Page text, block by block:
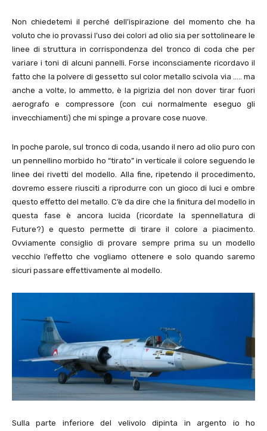
Non chiedetemi il perché dell’ispirazione del momento che ha
voluto che io provassi l’uso dei colori ad olio sia per sottolineare le
linee di struttura in corrispondenza del tronco di coda che per
variare i toni di alcuni pannelli. Forse inconsciamente ricordavo il
fatto che la polvere di gessetto sul color metallo scivola via ….. ma
anche a volte, lo ammetto, è la pigrizia del non dover tirar fuori
aerografo e compressore (con cui normalmente eseguo gli
invecchiamenti) che mi spinge a provare cose nuove.
In poche parole, sul tronco di coda, usando il nero ad olio puro con
un pennellino morbido ho “tirato” in verticale il colore seguendo le
linee dei rivetti del modello. Alla fine, ripetendo il procedimento,
dovremo essere riusciti a riprodurre con un gioco di luci e ombre
questo effetto del metallo. C’è da dire che la finitura del modello in
questa fase è ancora lucida (ricordate la spennellatura di
Future?) e questo permette di tirare il colore a piacimento.
Ovviamente consiglio di provare sempre prima su un modello
vecchio l’effetto che vogliamo ottenere e solo quando saremo
sicuri passare effettivamente al modello.
Sulla parte inferiore del velivolo dipinta in argento io ho